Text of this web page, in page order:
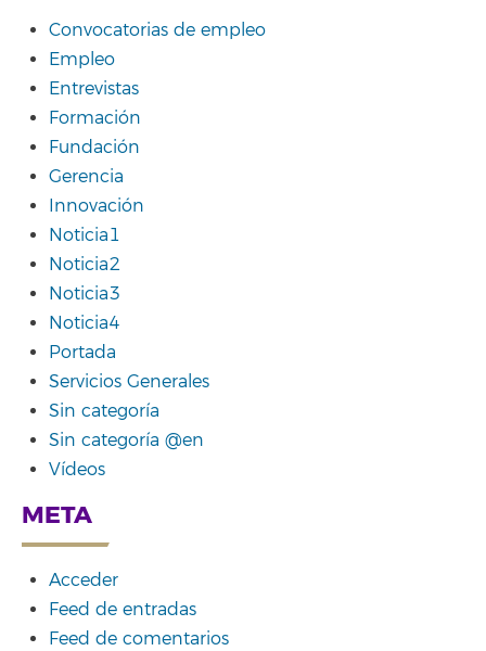
Convocatorias de empleo
Empleo
Entrevistas
Formación
Fundación
Gerencia
Innovación
Noticia1
Noticia2
Noticia3
Noticia4
Portada
Servicios Generales
Sin categoría
Sin categoría @en
Vídeos
META
Acceder
Feed de entradas
Feed de comentarios